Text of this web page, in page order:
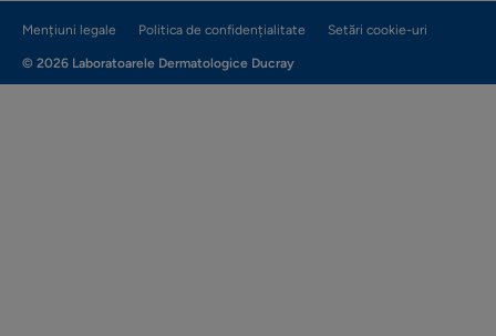
Mențiuni legale Politica de confidențialitate Setări cookie-uri
© 2026 Laboratoarele Dermatologice Ducray